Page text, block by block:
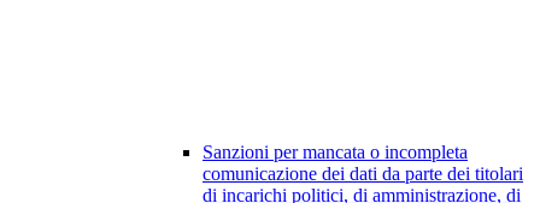
Sanzioni per mancata o incompleta
comunicazione dei dati da parte dei titolari
di incarichi politici, di amministrazione, di